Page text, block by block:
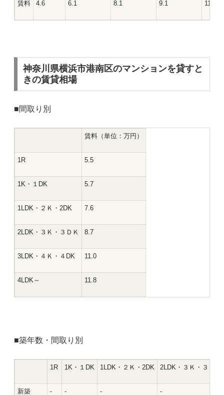
賃料 4.6 6.1 8.1 9.1 11.6
神奈川県横浜市港南区のマンションを貸すと
きの賃貸相場
■間取り別
賃料（単位：万円）
1R 5.5
1K・１DK 5.7
1LDK・２Ｋ・2DK 7.6
2LDK・３Ｋ・３ＤＫ 8.7
3LDK・４Ｋ・４DK 11.0
4LDK～ 11.8
■築年数・間取り別
1R 1K・１DK 1LDK・２Ｋ・2DK 2LDK・３Ｋ・３ＤＫ
新築 - - - -